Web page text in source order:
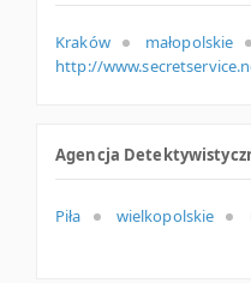
Kraków małopolskie
http://
Agencja
Piła wielkopolskie